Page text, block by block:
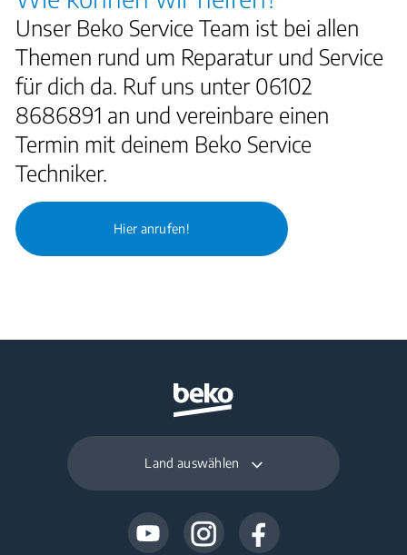
Unser Beko Service Team ist bei allen
Themen rund um Reparatur und Service
für dich da. Ruf uns unter 06102
8686891 an und vereinbare einen
Termin mit deinem Beko Service
Techniker.
Hier anrufen!
Land auswählen